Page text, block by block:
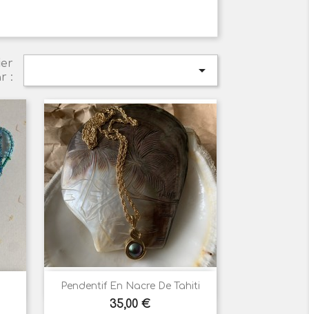
:

Pendentif En Nacre De Tahiti
Prix
35,00 €
Aperçu rapide